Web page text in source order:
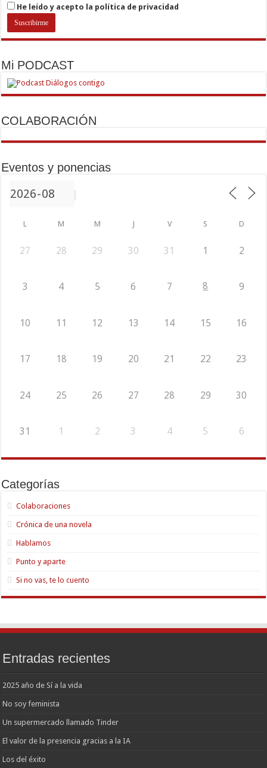
He leído y acepto la política de privacidad
Mi PODCAST
COLABORACIÓN
Eventos y ponencias
L M M J V S D
27 28 29 30 31 1 2
3 4 5 6 7 8 9
10 11 12 13 14 15 16
17 18 19 20 21 22 23
24 25 26 27 28 29 30
31 1 2 3 4 5 6
Categorías
Colaboraciones
Crónica de una novela
Hablamos
Punto y aparte
Si no vas, te lo cuento
Entradas recientes
2025 año de Sí a la vida
No soy feminista
Un supermercado llamado Tinder
El valor de la presencia gracias a la IA
Los del éxito